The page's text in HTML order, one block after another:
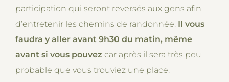
participation qui seront reversés aux gens afin
d’entretenir les chemins de randonnée. Il vous
faudra y aller avant 9h30 du matin, même
avant si vous pouvez car après il sera très peu
probable que vous trouviez une place.